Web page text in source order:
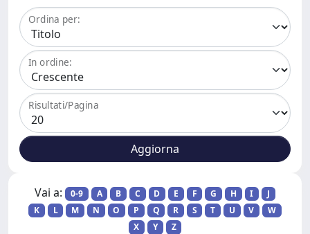
Ordina per:
In ordine:
Risultati/Pagina
Vai a: 0-9 A B C D E F G H I
J
K
L M N O P Q R S T U V
W
X
Y Z